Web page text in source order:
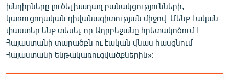
խնդիրները լուծել խաղաղ բանակցությունների,
կառուցողական դիվանագիտության միջով։ Մենք էական
փաստեր ենք տեսել, որ Ադրբեջանը հրետակոծում է
Հայաստանի տարածքն ու էական վնաս հասցնում
Հայաստանի ենթակառուցվածքներին»։